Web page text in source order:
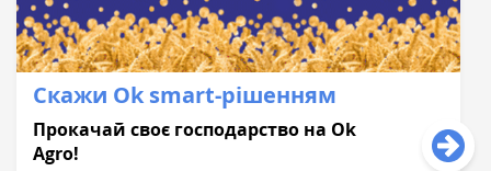
Скажи Оk smart-рішенням
Прокачай своє господарство на Оk
Agro!